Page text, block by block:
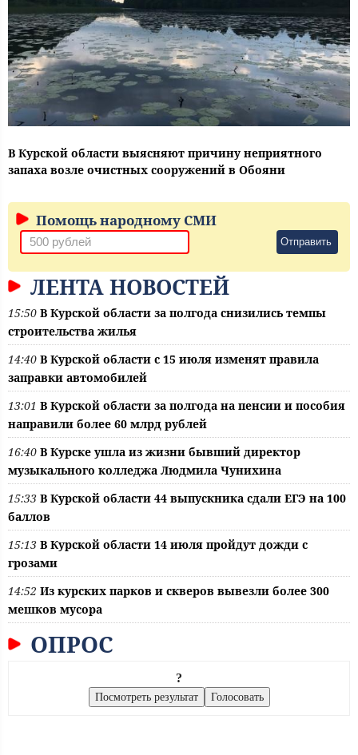
В Курской области выясняют причину неприятного
запаха возле очистных сооружений в Обояни
Помощь народному СМИ
Отправить
ЛЕНТА НОВОСТЕЙ
15:50 В Курской области за полгода снизились темпы
строительства жилья
14:40 В Курской области с 15 июля изменят правила
заправки автомобилей
13:01 В Курской области за полгода на пенсии и пособия
направили более 60 млрд рублей
16:40 В Курске ушла из жизни бывший директор
музыкального колледжа Людмила Чунихина
15:33 В Курской области 44 выпускника сдали ЕГЭ на 100
баллов
15:13 В Курской области 14 июля пройдут дожди с
грозами
14:52 Из курских парков и скверов вывезли более 300
мешков мусора
ОПРОС
?